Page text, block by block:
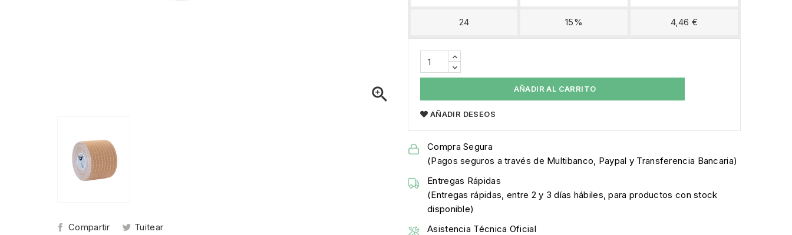

Compartir Tuitear
24 15% 4,46 €
AÑADIR AL CARRITO
AÑADIR DESEOS
Compra Segura
(Pagos seguros a través de Multibanco, Paypal y Transferencia Bancaria)
Entregas Rápidas
(Entregas rápidas, entre 2 y 3 días hábiles, para productos con stock
disponible)
Asistencia Técnica Oficial